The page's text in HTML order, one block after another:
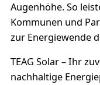
Augenhöhe. So
Kommunen und
zur Energiewende
TEAG Solar – Ihr
nachhaltige